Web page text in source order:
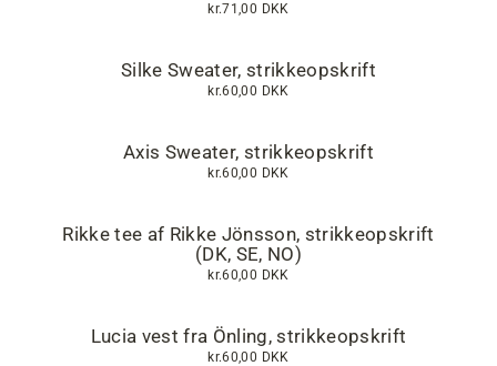
kr.71,00 DKK
Silke Sweater, strikkeopskrift
kr.60,00 DKK
Axis Sweater, strikkeopskrift
kr.60,00 DKK
Rikke tee af Rikke Jönsson, strikkeopskrift
(DK, SE, NO)
kr.60,00 DKK
Lucia vest fra Önling, strikkeopskrift
kr.60,00 DKK